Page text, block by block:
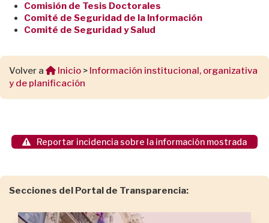
Comisión de Tesis Doctorales
Comité de Seguridad de la Información
Comité de Seguridad y Salud
Volver a Inicio > Información institucional, organizativa
y de planificación
Reportar incidencia sobre la información mostrada
Secciones del Portal de Transparencia: